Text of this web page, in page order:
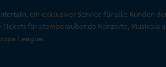
ein exklusiver Service für alle Kunden
für atemberaubende Konzerte, Musicals
League.